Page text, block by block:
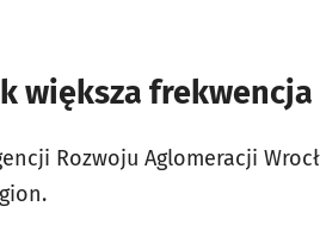
większa frekwencja
Rozwoju Aglomeracji